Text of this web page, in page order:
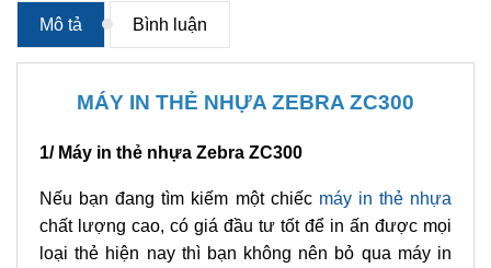
Mô tả Bình luận
MÁY IN THẺ NHỰA ZEBRA ZC300
1/ Máy in thẻ nhựa Zebra ZC300
Nếu bạn đang tìm kiếm một chiếc máy in thẻ nhựa
chất lượng cao, có giá đầu tư tốt để in ấn được mọi
loại thẻ hiện nay thì bạn không nên bỏ qua máy in